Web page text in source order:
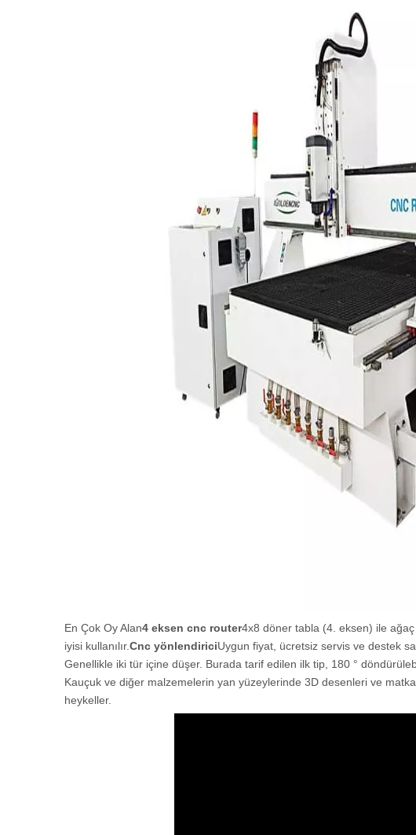
En Çok Oy Alan4 eksen cnc router4x8 döner tabla (4. eksen) ile ağaç
iyisi kullanılır.Cnc yönlendiriciUygun fiyat, ücretsiz servis ve destek
Genellikle iki tür içine düşer. Burada tarif edilen ilk tip, 180 °
Kauçuk ve diğer malzemelerin yan yüzeylerinde 3D desenleri ve
heykeller.